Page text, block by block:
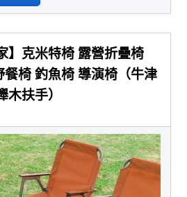
】克米特椅 露營折疊椅
餐椅 釣魚椅 導演椅（牛津
木扶手）